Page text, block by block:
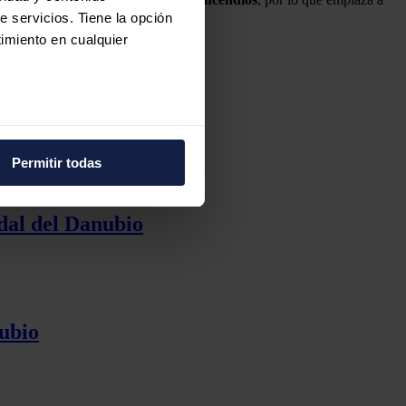
servicios. Tiene la opción
en cualquier
les haya proporcionado o
Permitir todas
del Danubio